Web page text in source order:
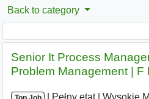
Back to category
Senior It Process
Problem Management | F